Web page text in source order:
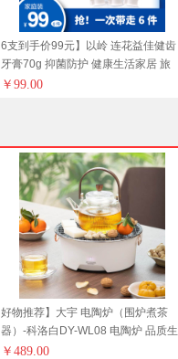
6支到手价99元】以岭 连花益佳健齿
牙膏70g 抑菌防护 健康生活家居 旅
行必备
￥ 99.00
好物推荐】大宇 电陶炉（围炉煮茶
器）-科洛白DY-WL08 电陶炉 品质生
活 厨具 换新季 野营露营装备 健康生
￥ 489.00